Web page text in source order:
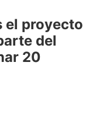
el proyecto
del
20